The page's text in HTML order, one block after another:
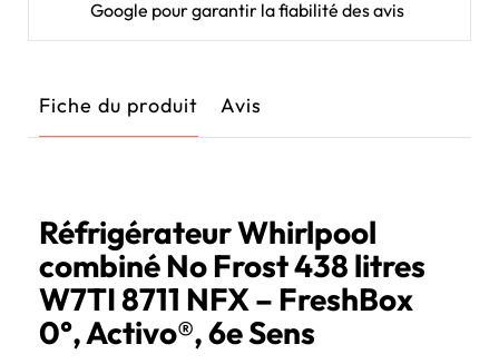
Google pour garantir la fiabilité des avis
Fiche du produit Avis
Réfrigérateur Whirlpool
combiné No Frost 438 litres
W7TI 8711 NFX – FreshBox
0°, Activo®, 6e Sens